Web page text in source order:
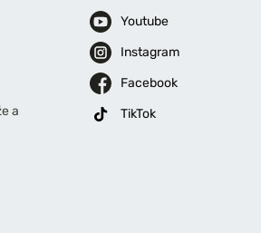
a
Youtube
Instagram
Facebook
TikTok